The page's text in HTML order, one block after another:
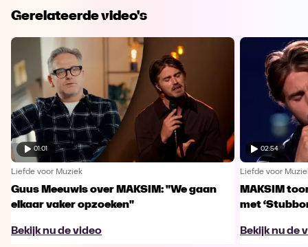
Gerelateerde video's
01:01
Liefde voor Muziek
Guus Meeuwis over MAKSIM: "We gaan
elkaar vaker opzoeken"
Bekijk nu de video
02:54
Liefde voor
MAKSIM
met
Bekijk nu de